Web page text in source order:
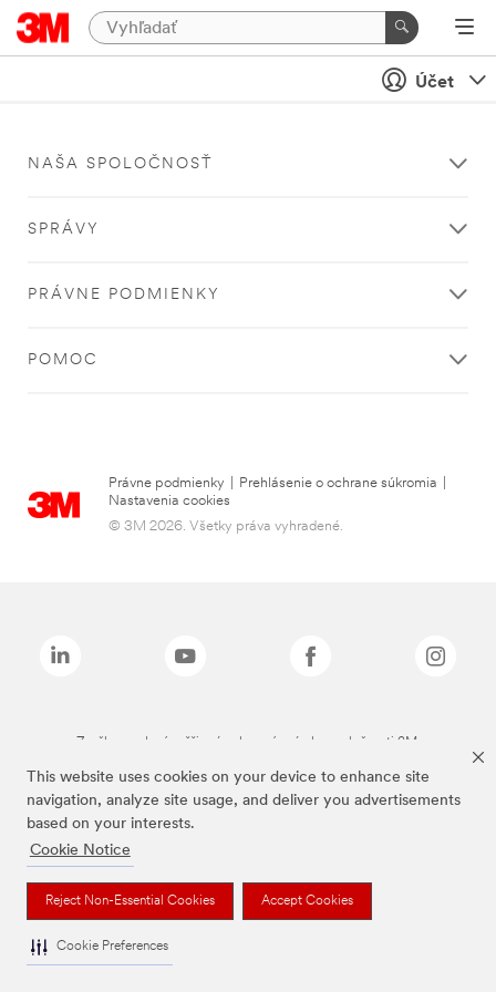
This website uses cookies on your device to enhance site
navigation, analyze site usage, and deliver you advertisements
based on your interests.
Cookie Notice
Reject Non-Essential Cookies Accept Cookies
Cookie Preferences
Účet
NAŠA SPOLOČNOSŤ
SPRÁVY
PRÁVNE PODMIENKY
POMOC
Právne podmienky Prehlásenie o ochrane súkromia
Nastavenia cookies
© 3M 2026. Všetky práva vyhradené.
Značky uvedené vyššie sú ochranné známky spoločnosti 3M.